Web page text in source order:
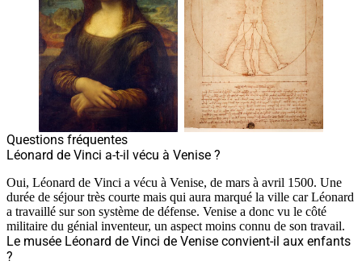
Questions fréquentes
Léonard de Vinci a-t-il vécu à Venise ?
Oui, Léonard de Vinci a vécu à Venise, de mars à avril 1500. Une
durée de séjour très courte mais qui aura marqué la ville car Léonard
a travaillé sur son système de défense. Venise a donc vu le côté
militaire du génial inventeur, un aspect moins connu de son travail.
Le musée Léonard de Vinci de Venise convient-il aux enfants
?